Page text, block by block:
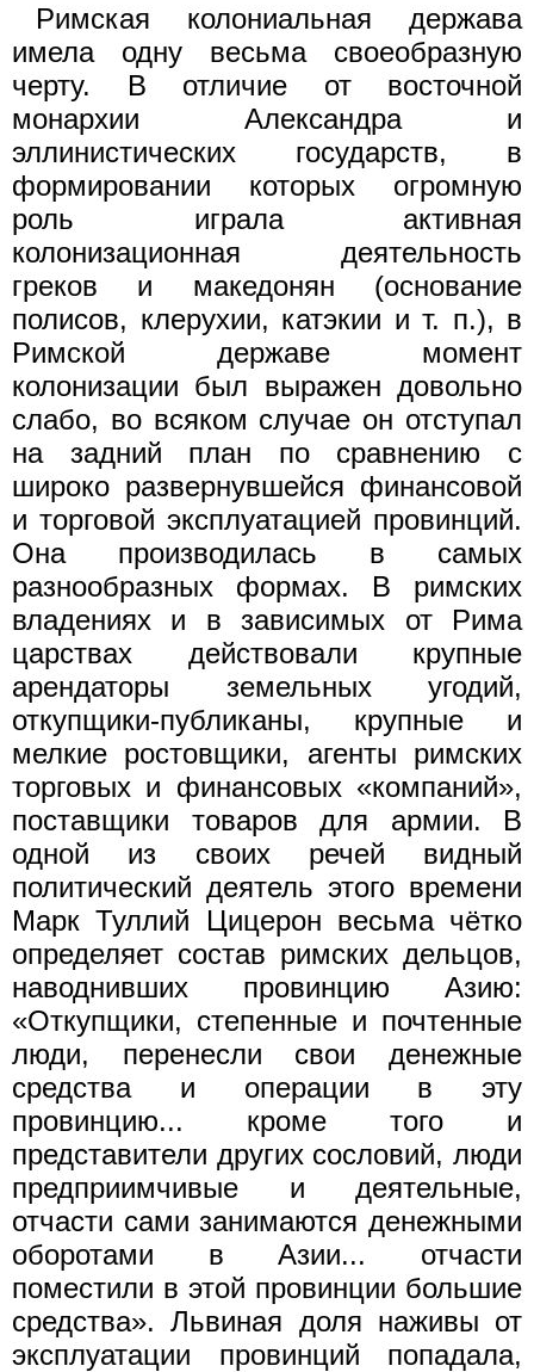
Римская колониальная держава
имела одну весьма своеобразную
черту. В отличие от восточной
монархии Александра и
эллинистических государств, в
формировании которых огромную
роль играла активная
колонизационная деятельность
греков и македонян (основание
полисов, клерухии, катэкии и т. п.), в
Римской державе момент
колонизации был выражен довольно
слабо, во всяком случае он отступал
на задний план по сравнению с
широко развернувшейся финансовой
и торговой эксплуатацией провинций.
Она производилась в самых
разнообразных формах. В римских
владениях и в зависимых от Рима
царствах действовали крупные
арендаторы земельных угодий,
откупщики-публиканы, крупные и
мелкие ростовщики, агенты римских
торговых и финансовых «компаний»,
поставщики товаров для армии. В
одной из своих речей видный
политический деятель этого времени
Марк Туллий Цицерон весьма чётко
определяет состав римских дельцов,
наводнивших провинцию Азию:
«Откупщики, степенные и почтенные
люди, перенесли свои денежные
средства и операции в эту
провинцию... кроме того и
представители других сословий, люди
предприимчивые и деятельные,
отчасти сами занимаются денежными
оборотами в Азии... отчасти
поместили в этой провинции большие
средства». Львиная доля наживы от
эксплуатации провинций попадала,